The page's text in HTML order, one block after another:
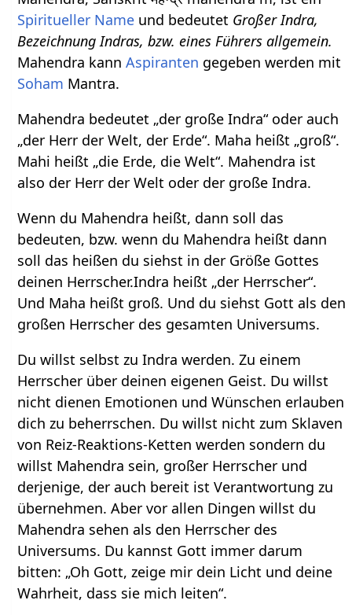
Spiritueller Name und bedeutet Großer Indra,
Bezeichnung Indras, bzw. eines Führers allgemein.
Mahendra kannAspiranten gegeben werden mit
Soham Mantra.
Mahendra bedeutet „der große Indra“ oder auch
„der Herr der Welt, der Erde“. Maha heißt „groß“.
Mahi heißt „die Erde, die Welt“. Mahendra ist
also der Herr der Welt oder der große Indra.
Wenn du Mahendra heißt, dann soll das
bedeuten, bzw. wenn du Mahendra heißt dann
soll das heißen du siehst in der Größe Gottes
deinen Herrscher.Indra heißt „der Herrscher“.
Und Maha heißt groß. Und du siehst Gott als den
großen Herrscher des gesamten Universums.
Du willst selbst zu Indra werden. Zu einem
Herrscher über deinen eigenen Geist. Du willst
nicht dienen Emotionen und Wünschen erlauben
dich zu beherrschen. Du willst nicht zum Sklaven
von Reiz-Reaktions-Ketten werden sondern du
willst Mahendra sein, großer Herrscher und
derjenige, der auch bereit ist Verantwortung zu
übernehmen. Aber vor allen Dingen willst du
Mahendra sehen als den Herrscher des
Universums. Du kannst Gott immer darum
bitten: „Oh Gott, zeige mir dein Licht und deine
Wahrheit, dass sie mich leiten“.